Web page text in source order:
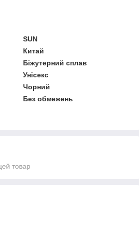
SUN
Китай
Біжутерний сплав
Унісекс
Чорний
Без обмежень
товар